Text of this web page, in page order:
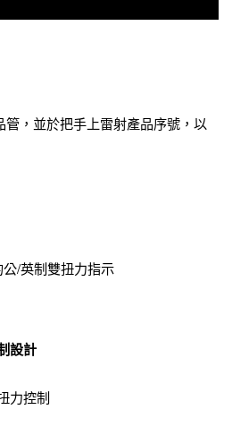
，並於把手上雷射產品序號，以
/英制雙扭力指示
設計
力控制